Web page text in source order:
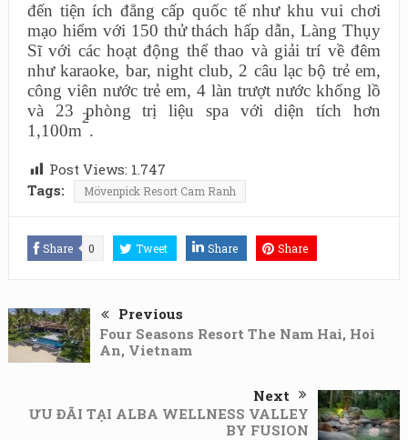
đến tiện ích đẳng cấp quốc tế như khu vui chơi
mạo hiểm với 150 thử thách hấp dẫn, Làng Thụy
Sĩ với các hoạt động thể thao và giải trí về đêm
như karaoke, bar, night club, 2 câu lạc bộ trẻ em,
công viên nước trẻ em, 4 làn trượt nước khổng lồ
và 23 phòng trị liệu spa với diện tích hơn
1,100m
2
.
Post Views: 1.747
Tags:
Mövenpick Resort Cam Ranh
Share 0 Tweet Share Share
Previous
Four Seasons Resort The Nam Hai, Hoi
An, Vietnam
Next
ƯU ĐÃI TẠI ALBA WELLNESS VALLEY
BY FUSION